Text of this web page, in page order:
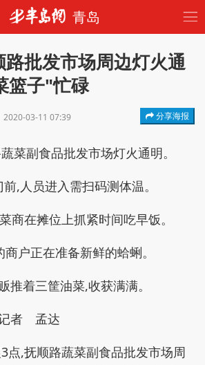
青岛
批发市场周边灯火通
篮子"忙碌
2020-03-11 07:39 分享海报
菜副食品批发市场灯火通明。
,人员进入需扫码测体温。
商在摊位上抓紧时间吃早饭。
户正在准备新鲜的蛤蜊。
推着三筐油菜,收获满满。
者 孟达
点,抚顺路蔬菜副食品批发市场周